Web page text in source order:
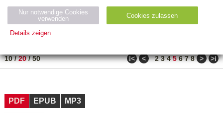
Neuerscheinung
Bestseller
PREIS
10/20/50 ǀ< < 2 3 4 5 6 7 8 > >ǀ
PDF EPUB MP3
Nur notwendige Cookies
verwenden
Cookies zulassen
Details zeigen
Name Zweck
Ty
ESSION
_ID
verlag.
de
Session verwendet